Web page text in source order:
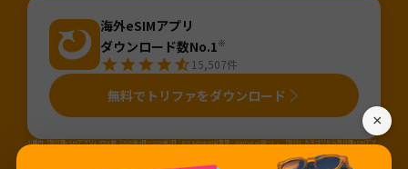
海外eSIMアプリ
ダウンロード数No.1※
15,507件
無料でトリファをダウンロード
※国内「旅行用eSIMアプリ」のDL数（2025年4月～2026年3月・iOS&Android合算値・AppTweak調べ）。「旅行」カテゴリから旅行用eSIMアプ
×